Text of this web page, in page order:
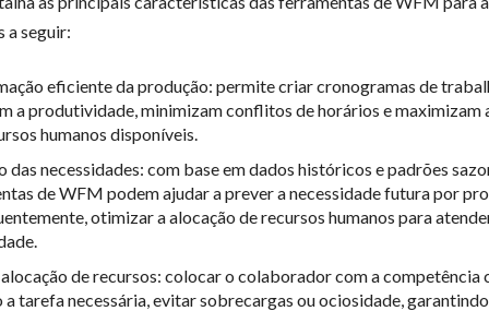
a seguir:
eficiente da produção: permite criar cronogramas de
a produtividade, minimizam conflitos de horários e maximizam
humanos disponíveis.
das necessidades: com base em dados históricos e padrões
de WFM podem ajudar a prever a necessidade futura por
otimizar a alocação de recursos humanos para
de recursos: colocar o colaborador com a competência
a tarefa necessária, evitar sobrecargas ou ociosidade,